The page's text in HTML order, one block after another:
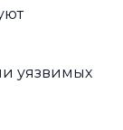
уязвимых